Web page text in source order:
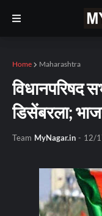
Home Maharashtra
विधानपरिषद
डिसेंबरला;
Team MyNagar.in - 12/